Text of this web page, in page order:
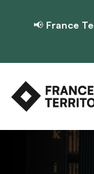
📢 France